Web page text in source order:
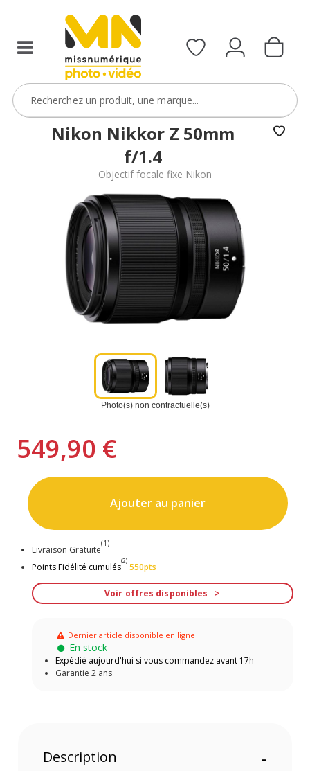
le
ObjectifFiltre5
VOIR L'OFFRE
Nikon Nikkor Z 50mm
f/1.4
Objectif focale fixe Nikon
Photo(s) non contractuelle(s)
549,90 €
Ajouter au panier
Livraison Gratuite
(1)
Points Fidélité cumulés
(2)
550pts
Voir offres disponibles
Dernier article disponible en ligne
En stock
Expédié aujourd'hui si vous commandez avant 17h
Garantie 2 ans
Description -